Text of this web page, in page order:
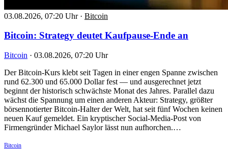
03.08.2026, 07:20 Uhr · Bitcoin
Bitcoin: Strategy deutet Kaufpause-Ende an
Bitcoin · 03.08.2026, 07:20 Uhr
Der Bitcoin-Kurs klebt seit Tagen in einer engen Spanne zwischen
rund 62.300 und 65.000 Dollar fest — und ausgerechnet jetzt
beginnt der historisch schwächste Monat des Jahres. Parallel dazu
wächst die Spannung um einen anderen Akteur: Strategy, größter
börsennotierter Bitcoin-Halter der Welt, hat seit fünf Wochen keinen
neuen Kauf gemeldet. Ein kryptischer Social-Media-Post von
Firmengründer Michael Saylor lässt nun aufhorchen.…
Bitcoin